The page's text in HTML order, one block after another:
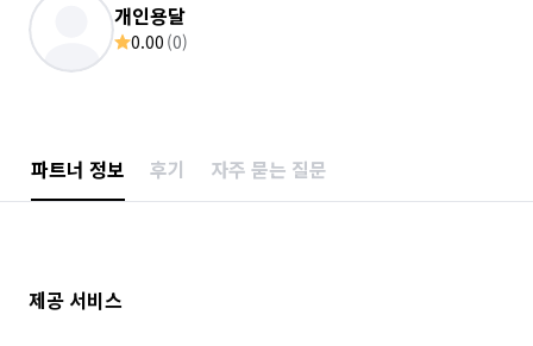
개인용달
0.00 (0)
파트너 정보 후기 자주 묻는 질문
제공 서비스